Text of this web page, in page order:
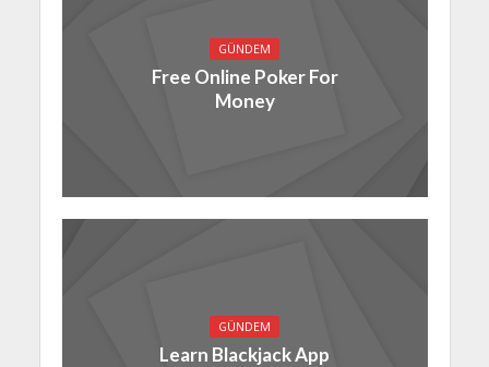
GÜNDEM
Free Online Poker For
Money
GÜNDEM
Learn Blackjack App